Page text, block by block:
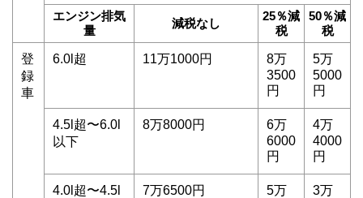
エンジン排気
量
減税なし
25％減
税
50％減
税
登
録
車
6.0l超 11万1000円
8万
3500
円
5万
5000
円
4.5l超〜6.0l
以下
8万8000円
6万
6000
円
4万
4000
円
4.0l超〜4.5l
7万6500円
5万
3万